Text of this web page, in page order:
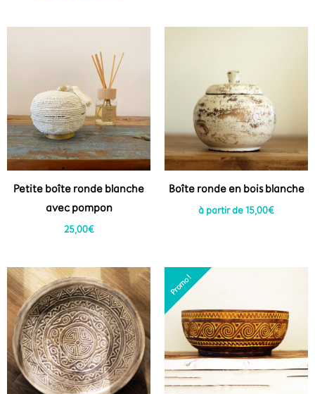
Petite boîte ronde blanche
avec pompon
25,00€
Boîte ronde en bois blanche
à partir de15,00€
Promo !